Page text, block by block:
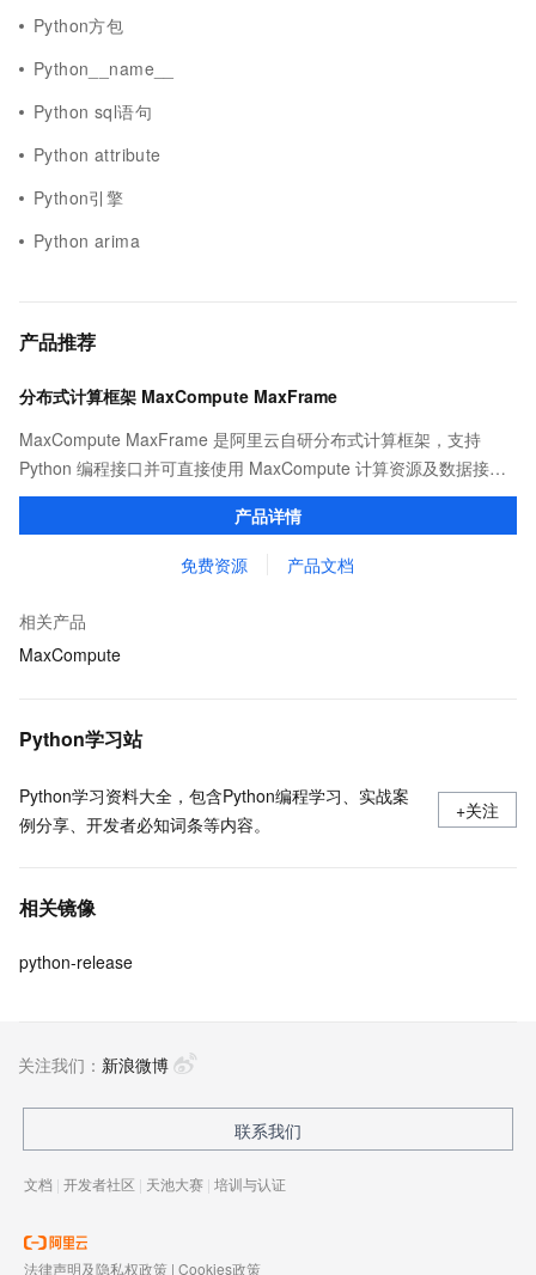
Python方包
Python__name__
Python sql语句
Python attribute
Python引擎
Python arima
产品推荐
分布式计算框架 MaxCompute MaxFrame
MaxCompute MaxFrame 是阿里云自研分布式计算框架，支持
Python 编程接口并可直接使用 MaxCompute 计算资源及数据接
口，与 MaxCompute Notebook、镜像管理等功能共同构成
MaxCompute 完整 Python 开发生态。
产品详情
免费资源 产品文档
相关产品
MaxCompute
Python学习站
Python学习资料大全，包含Python编程学习、实战案
例分享、开发者必知词条等内容。
+关注
相关镜像
python-release
关注我们： 新浪微博
联系我们
文档 | 开发者社区 | 天池大赛 | 培训与认证
法律声明及隐私权政策 | Cookies政策